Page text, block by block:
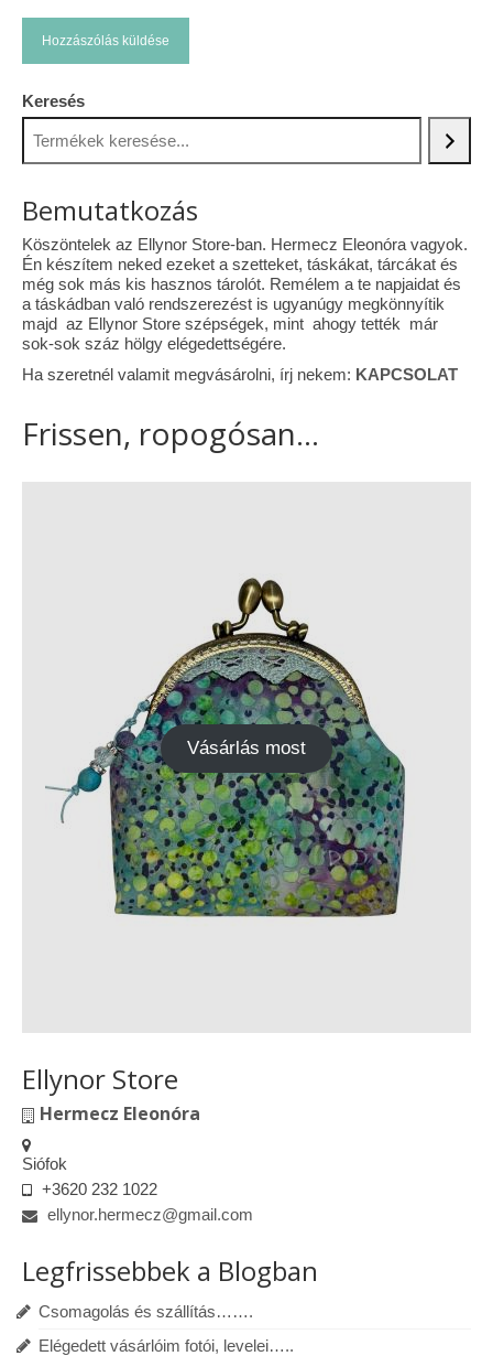
Keresés
Bemutatkozás
Köszöntelek az Ellynor Store-ban. Hermecz Eleonóra vagyok.
Én készítem neked ezeket a szetteket, táskákat, tárcákat és
még sok más kis hasznos tárolót. Remélem a te napjaidat és
a táskádban való rendszerezést is ugyanúgy megkönnyítik
majd az Ellynor Store szépségek, mint ahogy tették már
sok-sok száz hölgy elégedettségére.
Ha szeretnél valamit megvásárolni, írj nekem: KAPCSOLAT
Frissen, ropogósan...
Vásárlás most
Ellynor Store
Hermecz Eleonóra
Siófok
+3620 232 1022
ellynor.hermecz@gmail.com
Legfrissebbek a Blogban
Csomagolás és szállítás…….
Elégedett vásárlóim fotói, levelei…..